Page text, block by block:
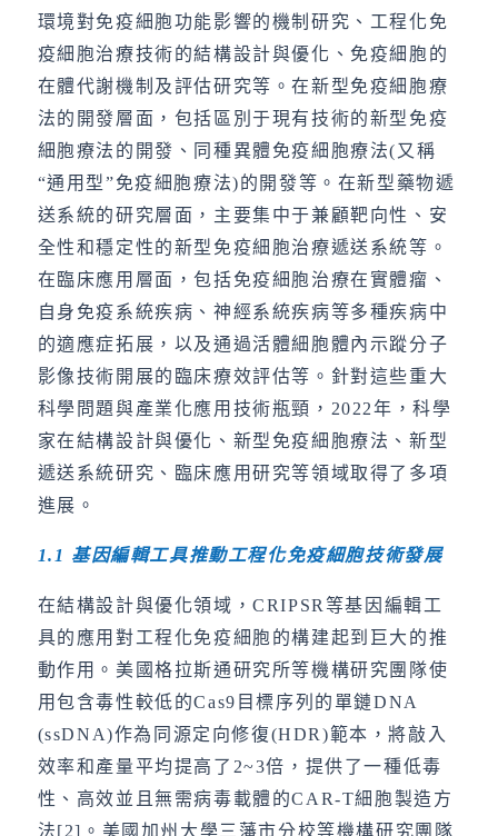
環境對免疫細胞功能影響的機制研究、工程化免
疫細胞治療技術的結構設計與優化、免疫細胞的
在體代謝機制及評估研究等。在新型免疫細胞療
法的開發層面，包括區別于現有技術的新型免疫
細胞療法的開發、同種異體免疫細胞療法(又稱
“通用型”免疫細胞療法)的開發等。在新型藥物遞
送系統的研究層面，主要集中于兼顧靶向性、安
全性和穩定性的新型免疫細胞治療遞送系統等。
在臨床應用層面，包括免疫細胞治療在實體瘤、
自身免疫系統疾病、神經系統疾病等多種疾病中
的適應症拓展，以及通過活體細胞體內示蹤分子
影像技術開展的臨床療效評估等。針對這些重大
科學問題與產業化應用技術瓶頸，2022年，科學
家在結構設計與優化、新型免疫細胞療法、新型
遞送系統研究、臨床應用研究等領域取得了多項
進展。
1.1 基因編輯工具推動工程化免疫細胞技術發展
在結構設計與優化領域，CRIPSR等基因編輯工
具的應用對工程化免疫細胞的構建起到巨大的推
動作用。美國格拉斯通研究所等機構研究團隊使
用包含毒性較低的Cas9目標序列的單鏈DNA
(ssDNA)作為同源定向修復(HDR)範本，將敲入
效率和產量平均提高了2~3倍，提供了一種低毒
性、高效並且無需病毒載體的CAR-T細胞製造方
法[2]。美國加州大學三藩市分校等機構研究團隊